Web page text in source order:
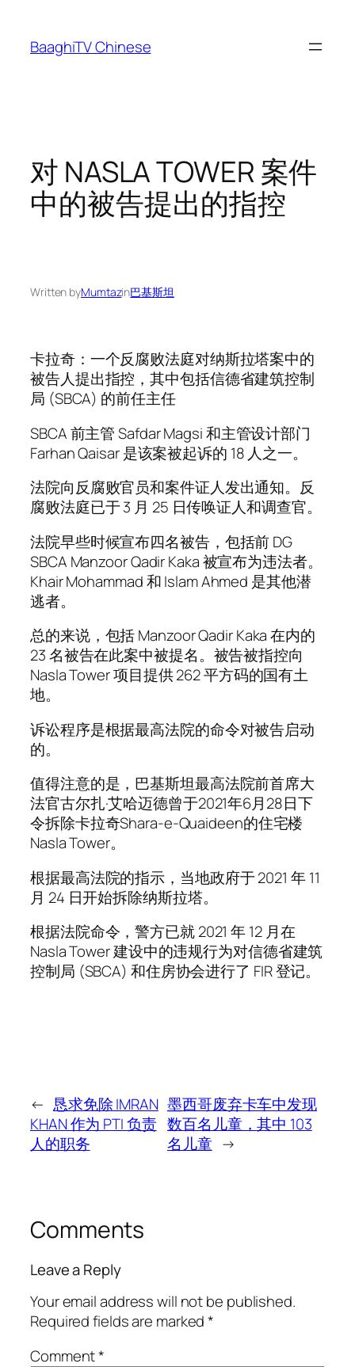
content
BaaghiTV Chinese
对 NASLA TOWER 案件
中的被告提出的指控
Written byMumtazin巴基斯坦
卡拉奇：一个反腐败法庭对纳斯拉塔案中的
被告人提出指控，其中包括信德省建筑控制
局 (SBCA) 的前任主任
SBCA 前主管 Safdar Magsi 和主管设计部门
Farhan Qaisar 是该案被起诉的 18 人之一。
法院向反腐败官员和案件证人发出通知。反
腐败法庭已于 3 月 25 日传唤证人和调查官。
法院早些时候宣布四名被告，包括前 DG
SBCA Manzoor Qadir Kaka 被宣布为违法者。
Khair Mohammad 和 Islam Ahmed 是其他潜
逃者。
总的来说，包括 Manzoor Qadir Kaka 在内的
23 名被告在此案中被提名。被告被指控向
Nasla Tower 项目提供 262 平方码的国有土
地。
诉讼程序是根据最高法院的命令对被告启动
的。
值得注意的是，巴基斯坦最高法院前首席大
法官古尔扎·艾哈迈德曾于2021年6月28日下
令拆除卡拉奇Shara-e-Quaideen的住宅楼
Nasla Tower。
根据最高法院的指示，当地政府于 2021 年 11
月 24 日开始拆除纳斯拉塔。
根据法院命令，警方已就 2021 年 12 月在
Nasla Tower 建设中的违规行为对信德省建筑
控制局 (SBCA) 和住房协会进行了 FIR 登记。
← 恳求免除 IMRAN
KHAN 作为 PTI 负责
人的职务
墨西哥废弃卡车中发现
数百名儿童，其中 103
名儿童 →
Comments
Leave a Reply
Your email address will not be published.
Required fields are marked*
Comment*